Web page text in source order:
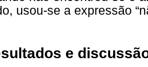
usou-se a expressão
e